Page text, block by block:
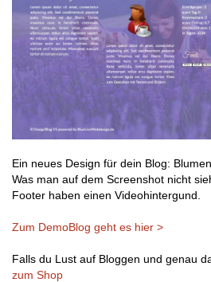
Ein neues Design für dein Blog:
Was man auf dem Screenshot nicht
Footer haben einen Videohintergund.
Zum DemoBlog geht es hier >
Falls du Lust auf Bloggen und genau
zum Shop